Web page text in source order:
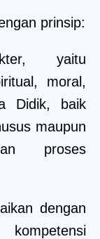
prinsip:
yaitu
moral,
Didik, baik
maupun
proses
dengan